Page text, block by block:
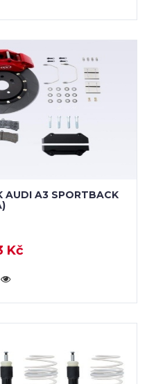
AUDI A3 SPORTBACK
Kč